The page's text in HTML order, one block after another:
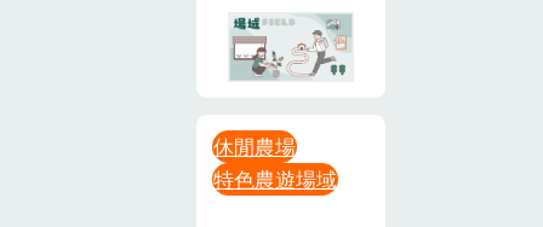
休閒農場
特色農遊場域